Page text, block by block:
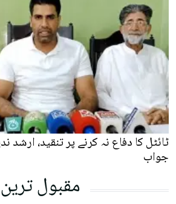
ٹائٹل کا دفاع نہ کرنے پر تنقید، ارشد
جواب
مقبول ترین